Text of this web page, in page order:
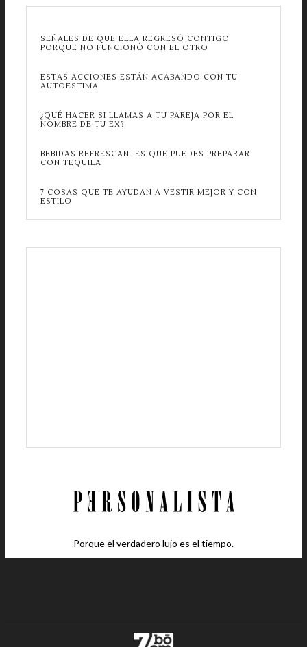
SEÑALES DE QUE ELLA REGRESÓ CONTIGO
PORQUE NO FUNCIONÓ CON EL OTRO
ESTAS ACCIONES ESTÁN ACABANDO CON TU
AUTOESTIMA
¿QUÉ HACER SI LLAMAS A TU PAREJA POR EL
NOMBRE DE TU EX?
BEBIDAS REFRESCANTES QUE PUEDES PREPARAR
CON TEQUILA
7 COSAS QUE TE AYUDAN A VESTIR MEJOR Y CON
ESTILO
Porque el verdadero lujo es el tiempo.